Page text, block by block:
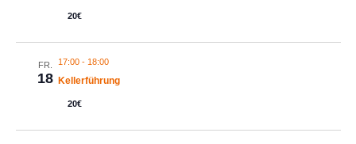
20€
FR.
18
17:00- 18:00
Kellerführung
20€